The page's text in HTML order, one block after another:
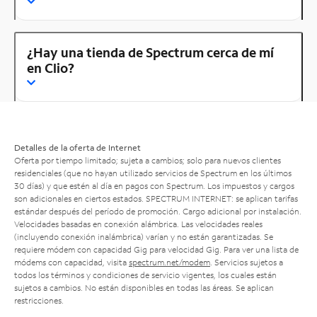
¿Hay una tienda de Spectrum cerca de mí
en Clio?
Detalles de la oferta de Internet
Oferta por tiempo limitado; sujeta a cambios; solo para nuevos clientes
residenciales (que no hayan utilizado servicios de Spectrum en los últimos
30 días) y que estén al día en pagos con Spectrum. Los impuestos y cargos
son adicionales en ciertos estados. SPECTRUM INTERNET: se aplican tarifas
estándar después del período de promoción. Cargo adicional por instalación.
Velocidades basadas en conexión alámbrica. Las velocidades reales
(incluyendo conexión inalámbrica) varían y no están garantizadas. Se
requiere módem con capacidad Gig para velocidad Gig. Para ver una lista de
módems con capacidad, visita spectrum.net/modem . Servicios sujetos a
todos los términos y condiciones de servicio vigentes, los cuales están
sujetos a cambios. No están disponibles en todas las áreas. Se aplican
restricciones.